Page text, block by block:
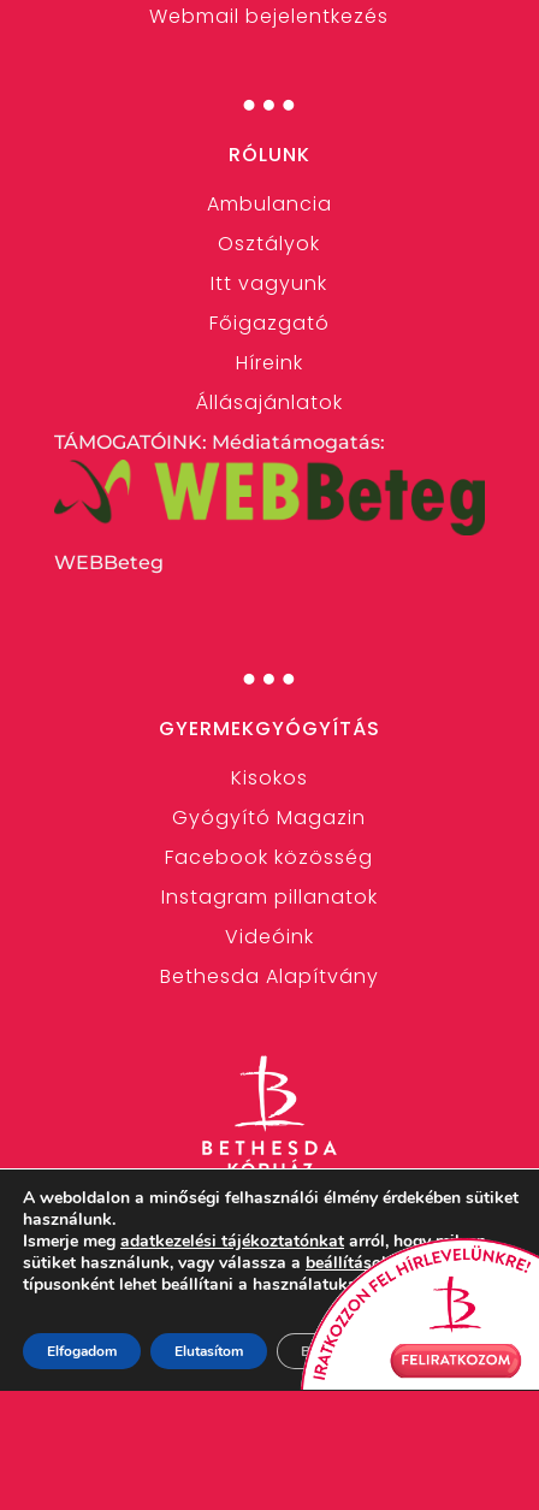
Webmail bejelentkezés
…
RÓLUNK
Ambulancia
Osztályok
Itt vagyunk
Főigazgató
Híreink
Állásajánlatok
TÁMOGATÓINK: Médiatámogatás:
WEBBeteg
…
GYERMEKGYÓGYÍTÁS
Kisokos
Gyógyító Magazin
Facebook közösség
Instagram pillanatok
Videóink
Bethesda Alapítvány
w +36 1 920 6000
bethesda@bethesda.hu
A weboldalon a minőségi felhasználói élmény érdekében sütiket
használunk.
Ismerje meg adatkezelési tájékoztatónkat arról, hogy milyen
sütiket használunk, vagy válassza a beállításokrészt, ahol
típusonként lehet beállítani a használatukat.
Elfogadom Elutasítom Beállítások